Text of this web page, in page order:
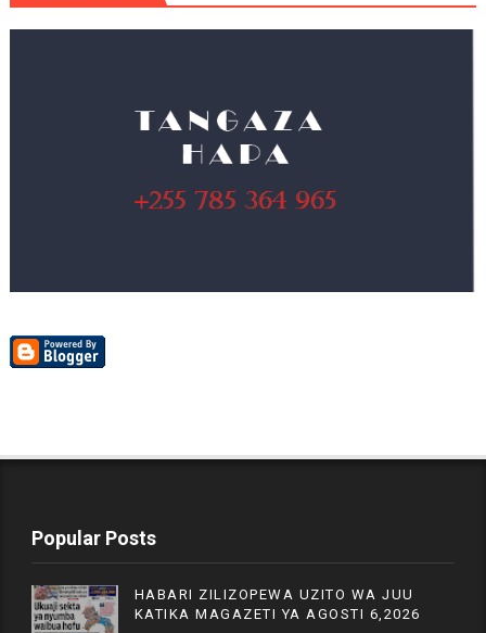
Popular Posts
HABARI ZILIZOPEWA UZITO WA JUU
KATIKA MAGAZETI YA AGOSTI 6,2026